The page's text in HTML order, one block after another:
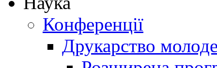
Конференції
Друкарство